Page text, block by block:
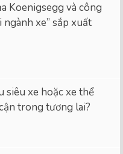
Koenigsegg và công
xe” sắp xuất
siêu xe hoặc xe thể
trong tương lai?